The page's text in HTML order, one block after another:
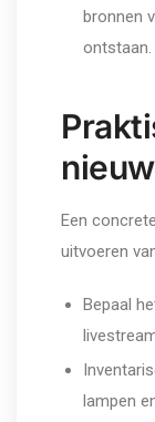
bronnen
ontstaan.
Een
uitvoeren
Bepaal
lampen